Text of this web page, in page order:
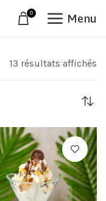
0 Menu
13 résultats affichés